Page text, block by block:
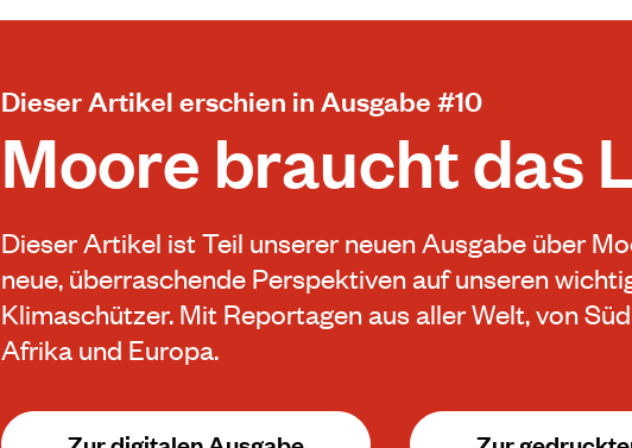
Dieser Artikel erschien in Ausgabe #10
Moore braucht das
Dieser Artikel ist Teil unserer neuen Ausgabe über
neue, überraschende Perspektiven auf unseren
Klimaschützer. Mit Reportagen aus aller Welt, von
Afrika und Europa.